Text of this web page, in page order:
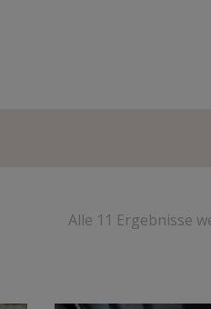
Alle 11 Ergebnisse